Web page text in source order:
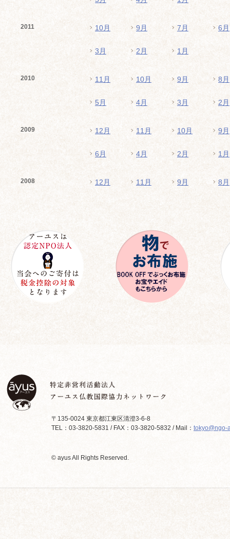
2011 10月 9月 7月 6月
3月 2月 1月
2010 11月 10月 9月 8月
5月 4月 3月 2月
2009 12月 11月 10月 9月
6月 4月 2月 1月
2008 12月 11月 9月 8月
〒135-0024 東京都江東区清澄3-6-8
TEL：03-3820-5831 / FAX：03-3820-5832 / Mail： tokyo@ngo-
© ayus All Rights Reserved.